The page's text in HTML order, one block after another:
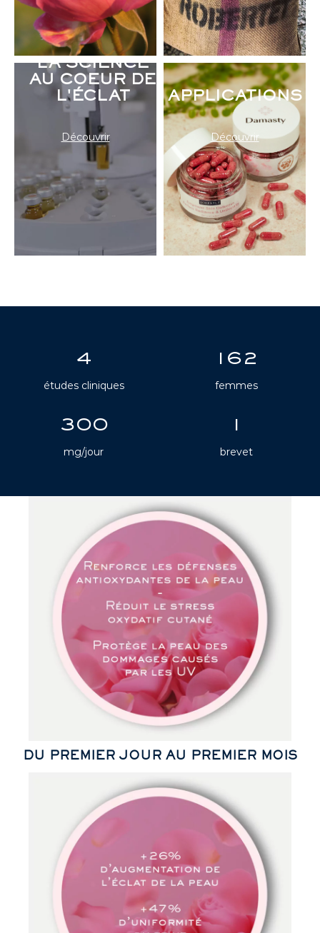
LA SCIENCE
AU COEUR DE
L'ÉCLAT
Découvrir
APPLICATIONS
Découvrir
4
études cliniques
162
femmes
300
mg/jour
1
brevet
DU PREMIER JOUR AU PREMIER MOIS